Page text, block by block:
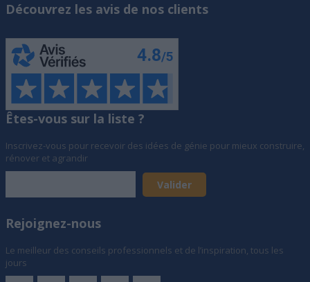
Découvrez les avis de nos clients
Êtes-vous sur la liste ?
Inscrivez-vous pour recevoir des idées de génie pour mieux construire,
rénover et agrandir
Rejoignez-nous
Le meilleur des conseils professionnels et de l’inspiration, tous les
jours